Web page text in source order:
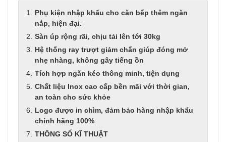
Phụ kiện nhập khẩu cho căn bếp thêm ngăn
nắp, hiện đại.
Sàn úp rộng rãi, chịu tải lên tới 30kg
Hệ thống ray trượt giảm chấn giúp đóng mở
nhẹ nhàng, không gây tiếng ồn
Tích hợp ngăn kéo thông minh, tiện dụng
Chất liệu Inox cao cấp bền mãi với thời gian,
an toàn cho sức khỏe
Logo được in chìm, đảm bảo hàng nhập khẩu
chính hãng 100%
THÔNG SỐ KĨ THUẬT